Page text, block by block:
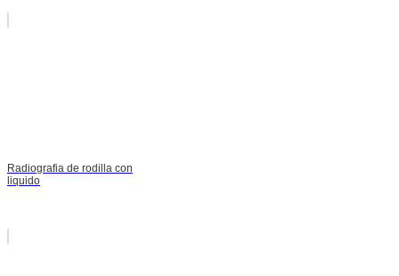
Radiografia de rodilla con
liquido